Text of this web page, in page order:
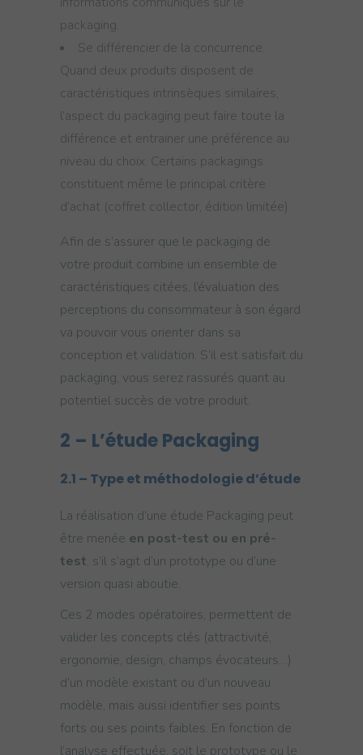
packaging.
Se différencier de la concurrence.
Quand deux produits disposent de
caractéristiques intrinsèques similaires,
l’aspect du packaging peut faire toute la
différence et entrainer une préférence au
niveau du choix. Certains packagings
constituent même le principal critère
d’achat (coffret collector, édition limitée)
Afin de s’assurer que le packaging de
votre produit combine un ensemble de
caractéristiques citées, l’évaluation des
perceptions du consommateur à son égard
va pouvoir vous orienter dans sa
conception et validation. S’il est satisfait du
packaging, vous serez rassurés quant au
potentiel succès de votre produit.
2 – L’étude Packaging
2.1 – Type et méthodologie d’étude
La réalisation d’une étude Packaging peut
être menée en post-test ou en pré-
test, s’il s’agit d’un prototype ou d’une
version quasi aboutie.
Ces 2 modes opératoires, permettent de
valider les concepts clés (attractivité,
ergonomie, design, champs évocateurs…)
d’un modèle existant ou d’un nouveau
modèle, mais aussi identifier ses points
forts ou ses points faibles. En fonction de
l’analyse effectuée, soit le prototype ou le